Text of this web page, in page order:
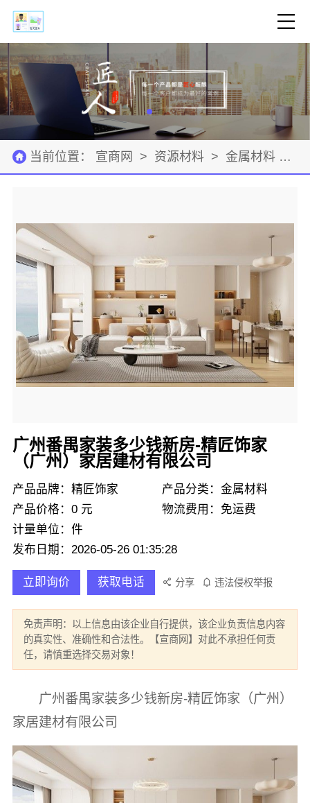
当前位置： 宣商网 > 资源材料 > 金属材料 >
广州番禺家装多少钱新房-精匠饰家
（广州）家居建材有限公司
产品品牌：精匠饰家
产品分类：金属材料
产品价格：0 元
物流费用：免运费
计量单位：件
发布日期：2026-05-26 01:35:28
立即询价 获取电话 分享 违法侵权举报
免责声明：以上信息由该企业自行提供，该企业负责信息内容
的真实性、准确性和合法性。【宣商网】对此不承担任何责
任，请慎重选择交易对象！
广州番禺家装多少钱新房-精匠饰家（广州）
家居建材有限公司